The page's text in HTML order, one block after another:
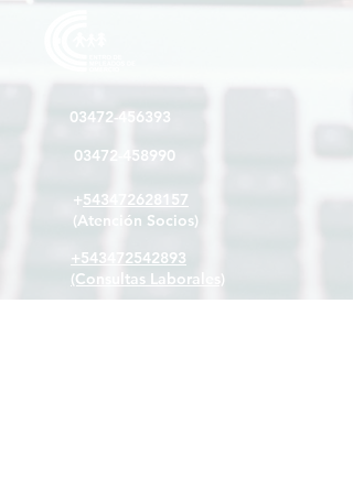
03472-456393
03472-458990
+543472628157
(Atención Socios)
+543472542893
(Consultas Laborales)